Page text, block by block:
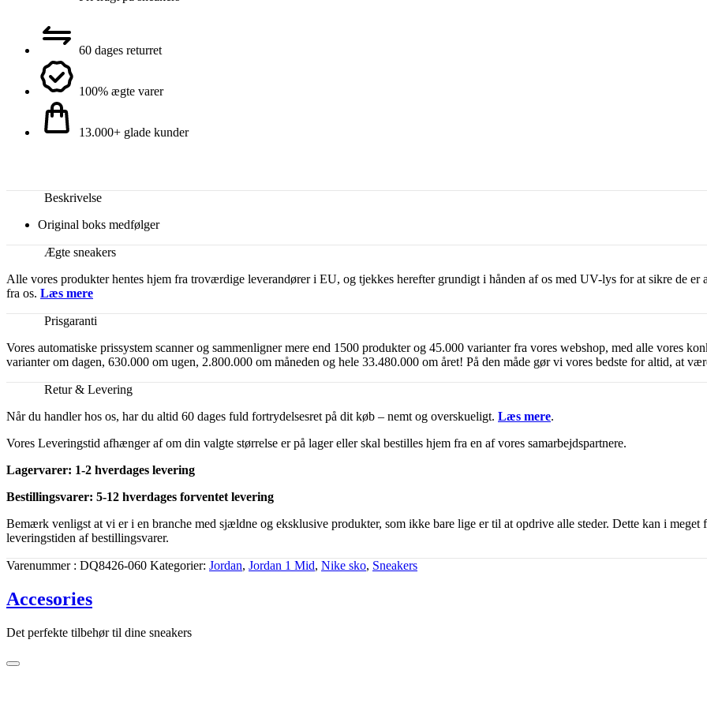
60 dages returret
100% ægte varer
13.000+ glade kunder
Beskrivelse
Original boks medfølger
Ægte sneakers
Alle vores produkter hentes hjem fra troværdige leverandører i EU, og tjekkes herefter grundigt i hånden af os med UV-lys for at sikre de
fra os. Læs mere
Prisgaranti
Vores automatiske prissystem scanner og sammenligner mere end 1500 produkter og 45.000 varianter fra vores webshop, med alle vores
varianter om dagen, 630.000 om ugen, 2.800.000 om måneden og hele 33.480.000 om året! På den måde gør vi vores bedste for altid, at
Retur & Levering
Når du handler hos os, har du altid 60 dages fuld fortrydelsesret på dit køb – nemt og overskueligt. Læs mere.
Vores Leveringstid afhænger af om din valgte størrelse er på lager eller skal bestilles hjem fra en af vores samarbejdspartnere.
Lagervarer: 1-2 hverdages levering
Bestillingsvarer: 5-12 hverdages forventet levering
Bemærk venligst at vi er i en branche med sjældne og eksklusive produkter, som ikke bare lige er til at opdrive alle steder. Dette kan i
leveringstiden af bestillingsvarer.
Varenummer DQ8426-060 Kategorier Jordan, Jordan 1 Mid, Nike sko, Sneakers
Accesories
Det perfekte tilbehør til dine sneakers